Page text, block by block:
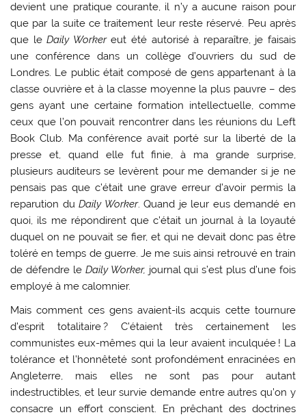
devient une pratique courante, il n’y a aucune raison pour
que par la suite ce traitement leur reste réservé. Peu après
que leDaily Workereut été autorisé à reparaître, je faisais
une conférence dans un collège d’ouvriers du sud de
Londres. Le public était composé de gens appartenant à la
classe ouvrière et à la classe moyenne la plus pauvre – des
gens ayant une certaine formation intellectuelle, comme
ceux que l’on pouvait rencontrer dans les réunions du Left
Book Club. Ma conférence avait porté sur la liberté de la
presse et, quand elle fut finie, à ma grande surprise,
plusieurs auditeurs se levèrent pour me demander si je ne
pensais pas que c’était une grave erreur d’avoir permis la
reparution duDaily Worker. Quand je leur eus demandé en
quoi, ils me répondirent que c’était un journal à la loyauté
duquel on ne pouvait se fier, et qui ne devait donc pas être
toléré en temps de guerre. Je me suis ainsi retrouvé en train
de défendre le Daily Worker, journal qui s’est plus d’une fois
employé à me calomnier.
Mais comment ces gens avaient-ils acquis cette tournure
d’esprit totalitaire ? C’étaient très certainement les
communistes eux-mêmes qui la leur avaient inculquée ! La
tolérance et l’honnêteté sont profondément enracinées en
Angleterre, mais elles ne sont pas pour autant
indestructibles, et leur survie demande entre autres qu’on y
consacre un effort conscient. En prêchant des doctrines